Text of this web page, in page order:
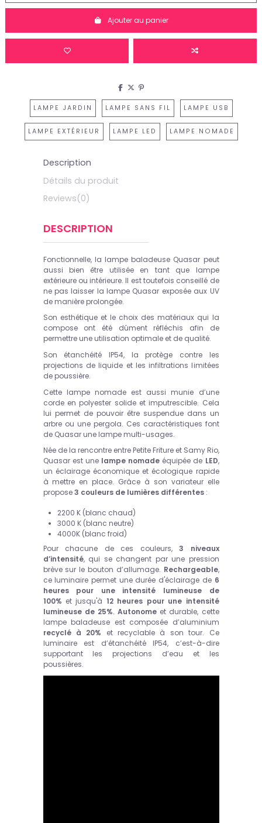
Ajouter au panier
LAMPE JARDIN LAMPE SANS FIL LAMPE USB
LAMPE EXTÉRIEUR LAMPE LED LAMPE NOMADE
Description
Détails du produit
Reviews(0)
DESCRIPTION
Fonctionnelle, la lampe baladeuse Quasar peut
aussi bien être utilisée en tant que lampe
extérieure ou intérieure. Il est toutefois conseillé de
ne pas laisser la lampe Quasar exposée aux UV
de manière prolongée.
Son esthétique et le choix des matériaux qui la
compose ont été dûment réfléchis afin de
permettre une utilisation optimale et de qualité.
Son étanchéité IP54, la protège contre les
projections de liquide et les infiltrations limitées
de poussière.
Cette lampe nomade est aussi munie d’une
corde en polyester solide et imputrescible. Cela
lui permet de pouvoir être suspendue dans un
arbre ou une pergola. Ces caractéristiques font
de Quasar une lampe multi-usages.
Née de la rencontre entre Petite Friture et Samy Rio,
Quasar est une lampe nomade équipée de LED,
un éclairage économique et écologique rapide
à mettre en place. Grâce à son variateur elle
propose3 couleurs de lumières différentes:
2200 K (blanc chaud)
3000 K (blanc neutre)
4000K (blanc froid)
Pour chacune de ces couleurs, 3 niveaux
d’intensité, qui se changent par une pression
brève sur le bouton d’allumage. Rechargeable,
ce luminaire permet une durée d'éclairage de 6
heures pour une intensité lumineuse de
100% et jusqu'à 12 heures pour une intensité
lumineuse de 25%. Autonome et durable, cette
lampe baladeuse est composée d’aluminium
recyclé à 20% et recyclable à son tour. Ce
luminaire est d’étanchéité IP54, c’est-à-dire
supportant les projections d’eau et les
poussières.